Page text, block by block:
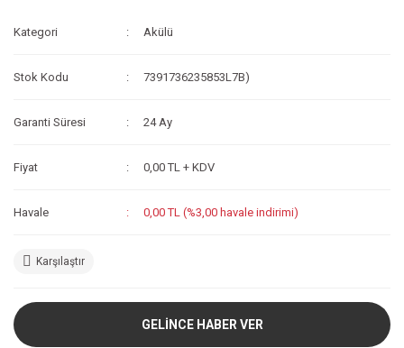
Kategori Akülü
Stok Kodu 7391736235853L7B)
Garanti Süresi 24 Ay
Fiyat 0,00 TL + KDV
Havale 0,00 TL (%3,00 havale indirimi)
Karşılaştır
GELİNCE HABER VER